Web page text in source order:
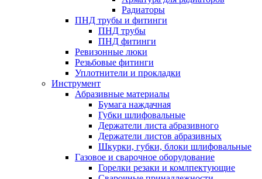
Радиаторы
ПНД трубы и фитинги
ПНД трубы
ПНД фитинги
Ревизонные люки
Резьбовые фитинги
Уплотнители и прокладки
Инструмент
Абразивные материалы
Бумага наждачная
Губки шлифовальные
Держатели листа абразивного
Держатели листов абразивных
Шкурки, губки, блоки шлифовальные
Газовое и сварочное оборудование
Горелки резаки и комлпектующие